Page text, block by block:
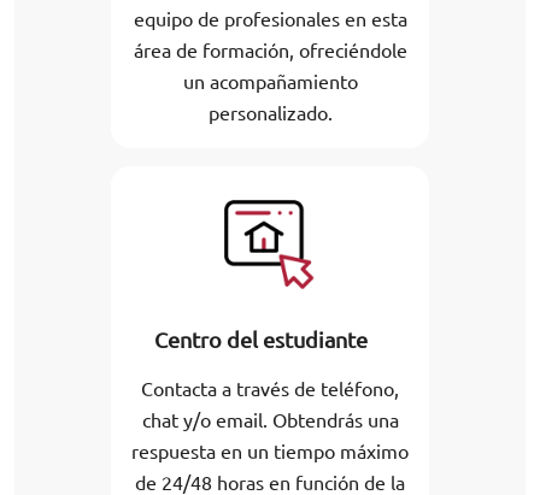
equipo de profesionales en esta
área de formación, ofreciéndole
un acompañamiento
personalizado.
Centro del estudiante
Contacta a través de teléfono,
chat y/o email. Obtendrás una
respuesta en un tiempo máximo
de 24/48 horas en función de la